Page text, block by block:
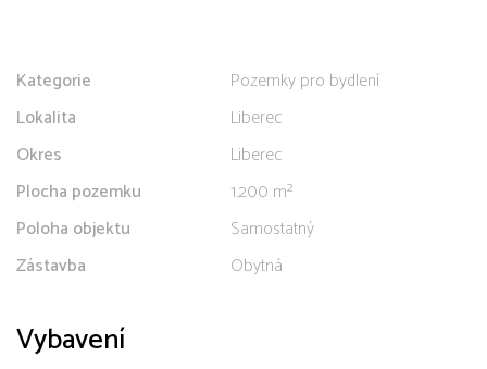
Kategorie
Pozemky pro bydlení
Lokalita
Liberec
Okres
Liberec
Plocha pozemku
1.200 m²
Poloha objektu
Samostatný
Zástavba
Obytná
Vybavení